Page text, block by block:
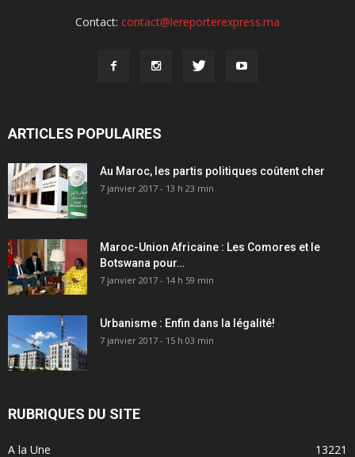
Contact: contact@lereporterexpress.ma
ARTICLES POPULAIRES
Au Maroc, les partis politiques coûtent cher
7 janvier 2017 - 13 h 23 min
Maroc-Union Africaine : Les Comores et le
Botswana pour…
7 janvier 2017 - 14 h 59 min
Urbanisme : Enfin dans la légalité!
7 janvier 2017 - 15 h 03 min
RUBRIQUES DU SITE
A la Une 13221